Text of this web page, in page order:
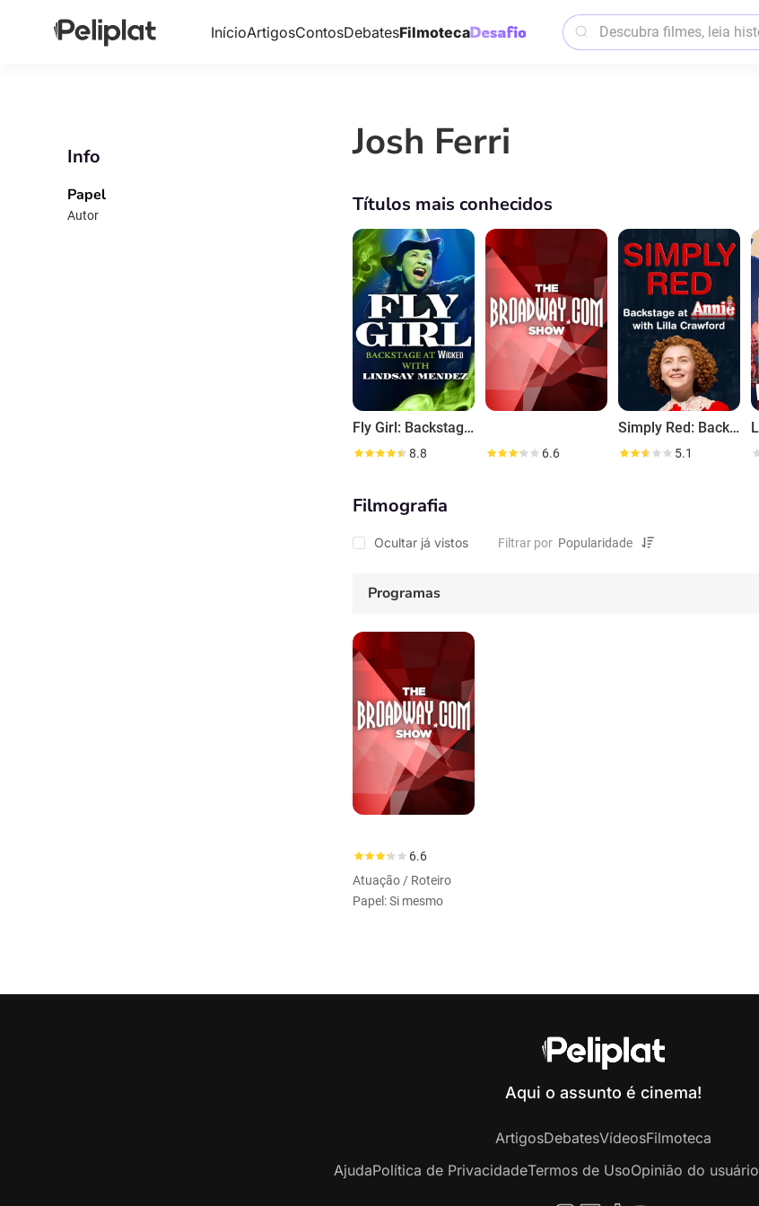
InícioArtigosContosDebatesFilmoteca
Info
Papel
Autor
Josh Ferri
Títulos mais conhecidos
Fly Girl: Backstage at 'Wicked' with Lindsay Mendez
8.8 6.6
Simply Red: Backstage at 'Annie' with Lilla Crawford
5.1
Filmografia
Ocultar já vistos Filtrar por
Programas
6.6
Atuação / Roteiro
Papel: Si mesmo
Aqui o assunto é cinema!
ArtigosDebatesVídeosFilmoteca
AjudaPolítica de PrivacidadeTermos de UsoOpinião do usuário